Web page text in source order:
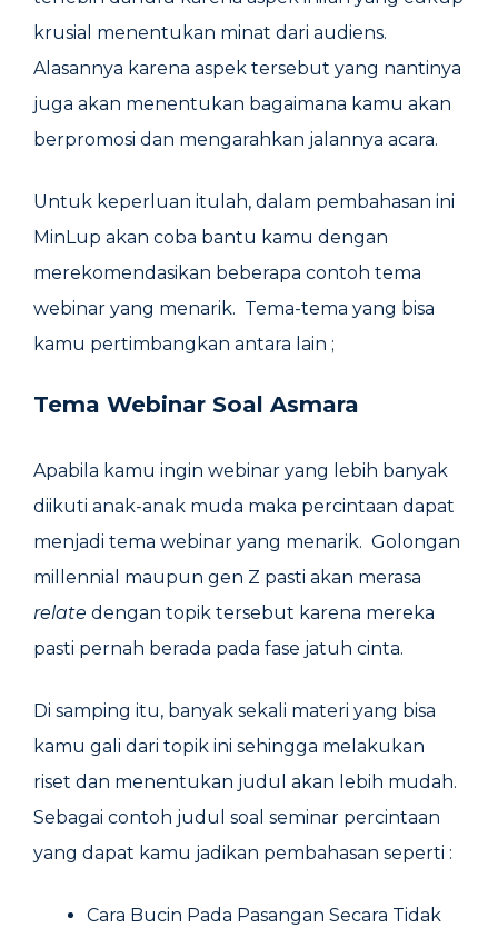
krusial menentukan minat dari audiens.
Alasannya karena aspek tersebut yang nantinya
juga akan menentukan bagaimana kamu akan
berpromosi dan mengarahkan jalannya acara.
Untuk keperluan itulah, dalam pembahasan ini
MinLup akan coba bantu kamu dengan
merekomendasikan beberapa contoh tema
webinar yang menarik. Tema-tema yang bisa
kamu pertimbangkan antara lain ;
Tema Webinar Soal Asmara
Apabila kamu ingin webinar yang lebih banyak
diikuti anak-anak muda maka percintaan dapat
menjadi tema webinar yang menarik. Golongan
millennial maupun gen Z pasti akan merasa
relate dengan topik tersebut karena mereka
pasti pernah berada pada fase jatuh cinta.
Di samping itu, banyak sekali materi yang bisa
kamu gali dari topik ini sehingga melakukan
riset dan menentukan judul akan lebih mudah.
Sebagai contoh judul soal seminar percintaan
yang dapat kamu jadikan pembahasan seperti :
Cara Bucin Pada Pasangan Secara Tidak